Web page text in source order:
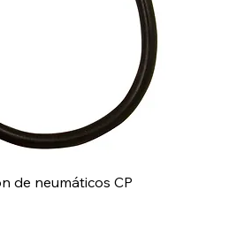
de neumáticos CP